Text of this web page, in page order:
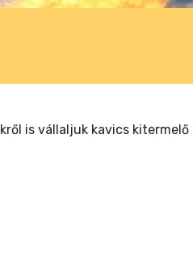
is vállaljuk kavics kitermelő